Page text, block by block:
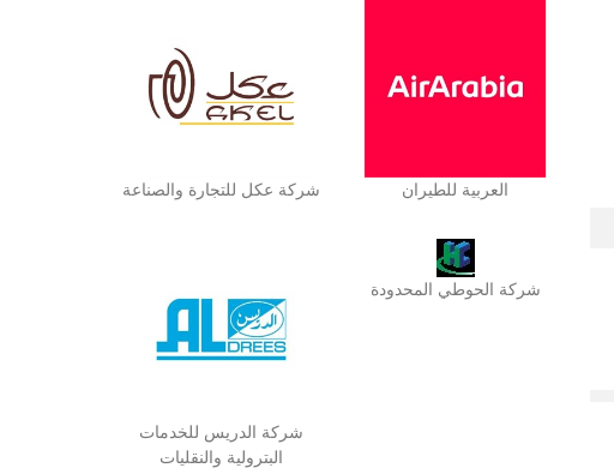
العربية للطيران شركة عكل للتجارة والصناعة
شركة الحوطي المحدودة
شركة الدريس للخدمات
البترولية والنقليات